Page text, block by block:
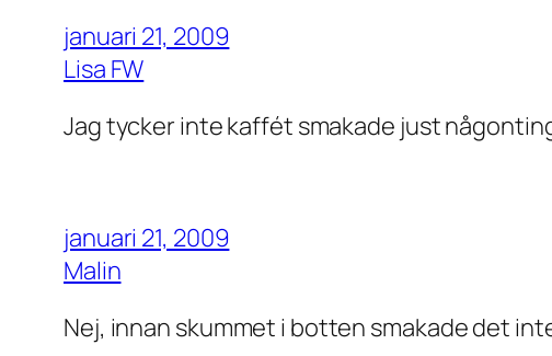
januari 21, 2009
Lisa FW
Jag tycker inte kaffét smakade just
januari 21, 2009
Malin
Nej, innan skummet i botten smakade det